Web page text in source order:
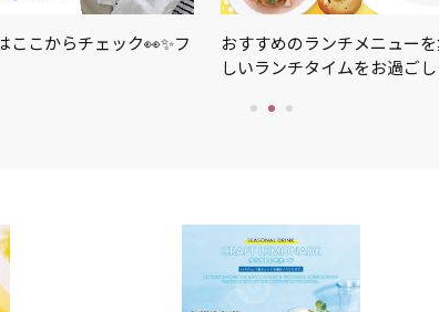
ここからチェック👀✨フ
おすすめのランチメニュー
しいランチタイムをお過ご